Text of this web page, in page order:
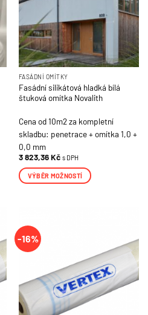
FASÁDNÍ OMÍTKY
Fasádní silikátová hladká bílá
štuková omítka Novalith
Cena od 10m2 za kompletní
skladbu: penetrace + omítka 1,0 +
0,0 mm
3 823,36Kč s DPH
VÝBĚR MOŽNOSTÍ
více
variant.
Možnosti
vybrat
na
stránce
-16%